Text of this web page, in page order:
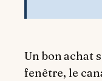
Un bon achat
fenêtre, le